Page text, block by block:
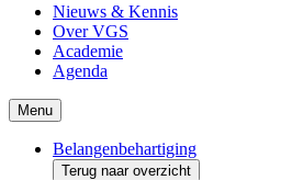
Nieuws & Kennis
Over VGS
Academie
Agenda
Menu
Belangenbehartiging
Terug naar overzicht